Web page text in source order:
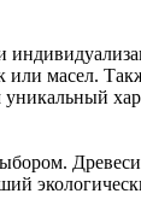
или масел.